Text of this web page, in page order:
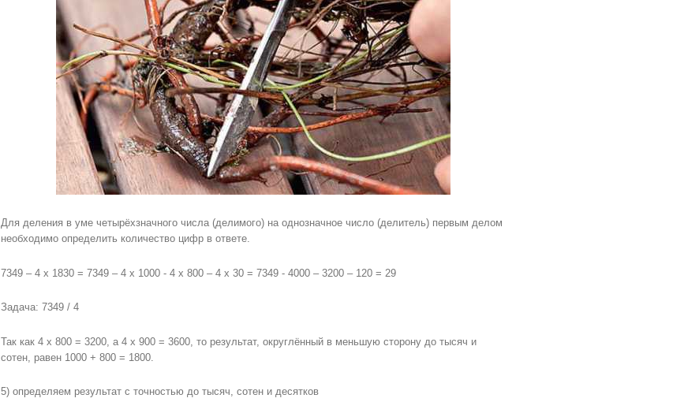
Для деления в уме четырёхзначного числа (делимого) на однозначное число (делитель) первым делом
необходимо определить количество цифр в ответе.
7349 – 4 x 1830 = 7349 – 4 x 1000 - 4 x 800 – 4 x 30 = 7349 - 4000 – 3200 – 120 = 29
Задача: 7349 / 4
Так как 4 x 800 = 3200, а 4 x 900 = 3600, то результат, округлённый в меньшую сторону до тысяч и
сотен, равен 1000 + 800 = 1800.
5) определяем результат с точностью до тысяч, сотен и десятков